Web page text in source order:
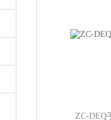
ZC-DEQ